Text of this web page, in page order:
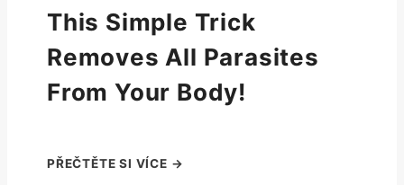
This Simple Trick
Removes All Parasites
From Your Body!